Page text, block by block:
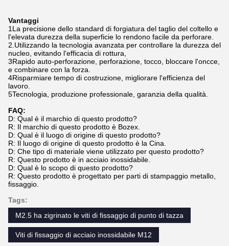
Vantaggi
1La precisione dello standard di forgiatura del taglio del coltello e
l'elevata durezza della superficie lo rendono facile da perforare.
2.Utilizzando la tecnologia avanzata per controllare la durezza del
nucleo, evitando l'efficacia di rottura,
3Rapido auto-perforazione, perforazione, tocco, bloccare l'oncce,
e combinare con la forza.
4Risparmiare tempo di costruzione, migliorare l'efficienza del
lavoro.
5Tecnologia, produzione professionale, garanzia della qualità.
FAQ:
D: Qual è il marchio di questo prodotto?
R: Il marchio di questo prodotto è Bozex.
D: Qual è il luogo di origine di questo prodotto?
R: Il luogo di origine di questo prodotto è la Cina.
D: Che tipo di materiale viene utilizzato per questo prodotto?
R: Questo prodotto è in acciaio inossidabile.
D: Qual è lo scopo di questo prodotto?
R: Questo prodotto è progettato per parti di stampaggio metallo,
fissaggio.
Tags:
M2.5 ha zigrinato le viti di fissaggio di punto di tazza
Viti di fissaggio di acciaio inossidabile M12